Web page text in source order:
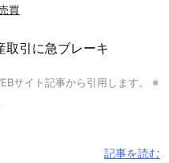
買
取引に急ブレーキ
サイト記事から引用します。 ※
記事を読む